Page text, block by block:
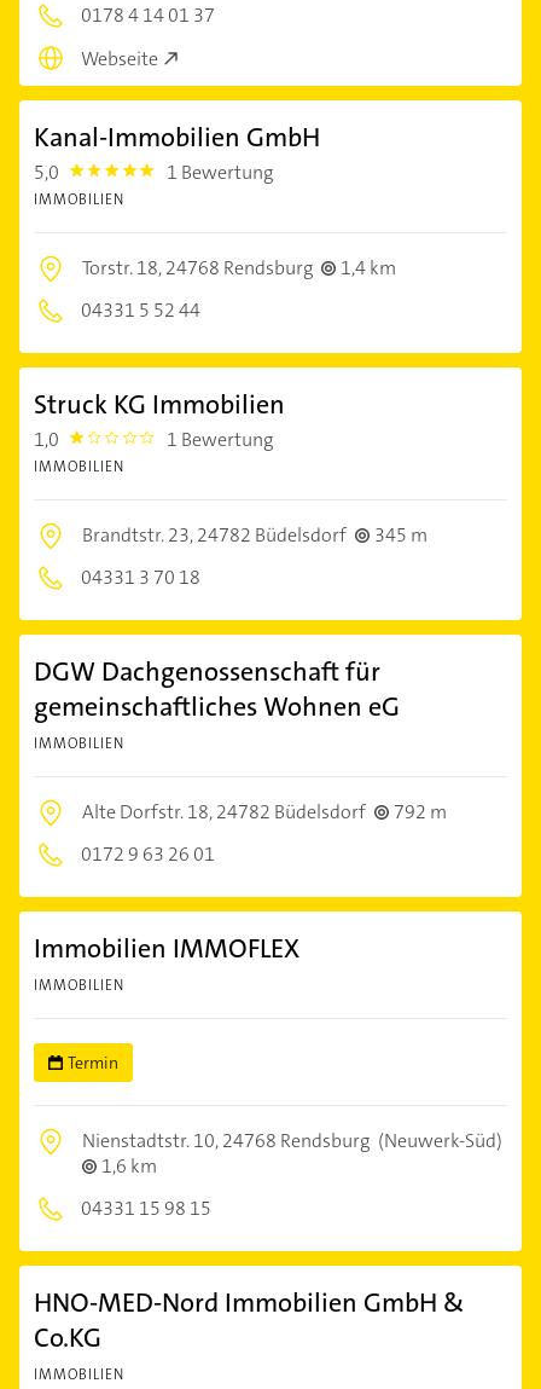
0178 4 14 01 37
Webseite
Kanal-Immobilien GmbH
5,0 5.0 1 Bewertung
IMMOBILIEN
Torstr. 18,24768 Rendsburg
1,4 km
04331 5 52 44
Struck KG Immobilien
1,0 1.0 1 Bewertung
IMMOBILIEN
Brandtstr. 23,24782 Büdelsdorf
345 m
04331 3 70 18
DGW Dachgenossenschaft für
gemeinschaftliches Wohnen eG
IMMOBILIEN
Alte Dorfstr. 18,24782 Büdelsdorf
792 m
0172 9 63 26 01
Immobilien IMMOFLEX
IMMOBILIEN
Termin
Nienstadtstr. 10,24768 Rendsburg (Neuwerk-Süd)
1,6 km
04331 15 98 15
HNO-MED-Nord Immobilien GmbH &
Co.KG
IMMOBILIEN